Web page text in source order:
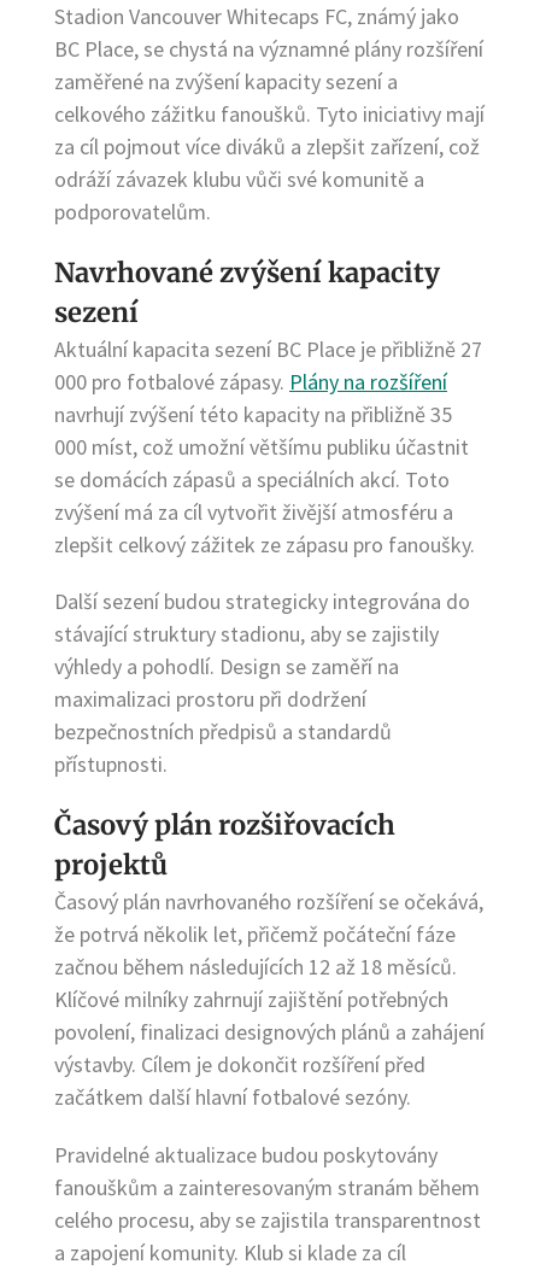
Stadion Vancouver Whitecaps FC, známý jako
BC Place, se chystá na významné plány rozšíření
zaměřené na zvýšení kapacity sezení a
celkového zážitku fanoušků. Tyto iniciativy mají
za cíl pojmout více diváků a zlepšit zařízení, což
odráží závazek klubu vůči své komunitě a
podporovatelům.
Navrhované zvýšení kapacity
sezení
Aktuální kapacita sezení BC Place je přibližně 27
000 pro fotbalové zápasy. Plány na rozšíření
navrhují zvýšení této kapacity na přibližně 35
000 míst, což umožní většímu publiku účastnit
se domácích zápasů a speciálních akcí. Toto
zvýšení má za cíl vytvořit živější atmosféru a
zlepšit celkový zážitek ze zápasu pro fanoušky.
Další sezení budou strategicky integrována do
stávající struktury stadionu, aby se zajistily
výhledy a pohodlí. Design se zaměří na
maximalizaci prostoru při dodržení
bezpečnostních předpisů a standardů
přístupnosti.
Časový plán rozšiřovacích
projektů
Časový plán navrhovaného rozšíření se očekává,
že potrvá několik let, přičemž počáteční fáze
začnou během následujících 12 až 18 měsíců.
Klíčové milníky zahrnují zajištění potřebných
povolení, finalizaci designových plánů a zahájení
výstavby. Cílem je dokončit rozšíření před
začátkem další hlavní fotbalové sezóny.
Pravidelné aktualizace budou poskytovány
fanouškům a zainteresovaným stranám během
celého procesu, aby se zajistila transparentnost
a zapojení komunity. Klub si klade za cíl